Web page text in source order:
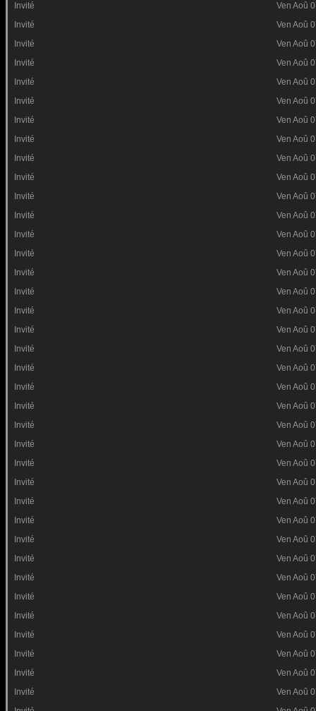
Invité
Ven Aoû
Invité
Ven Aoû
Invité
Ven Aoû
Invité
Ven Aoû
Invité
Ven Aoû
Invité
Ven Aoû
Invité
Ven Aoû
Invité
Ven Aoû
Invité
Ven Aoû
Invité
Ven Aoû
Invité
Ven Aoû
Invité
Ven Aoû
Invité
Ven Aoû
Invité
Ven Aoû
Invité
Ven Aoû
Invité
Ven Aoû
Invité
Ven Aoû
Invité
Ven Aoû
Invité
Ven Aoû
Invité
Ven Aoû
Invité
Ven Aoû
Invité
Ven Aoû
Invité
Ven Aoû
Invité
Ven Aoû
Invité
Ven Aoû
Invité
Ven Aoû
Invité
Ven Aoû
Invité
Ven Aoû
Invité
Ven Aoû
Invité
Ven Aoû
Invité
Ven Aoû
Invité
Ven Aoû
Invité
Ven Aoû
Invité
Ven Aoû
Invité
Ven Aoû
Invité
Ven Aoû
Invité
Ven Aoû